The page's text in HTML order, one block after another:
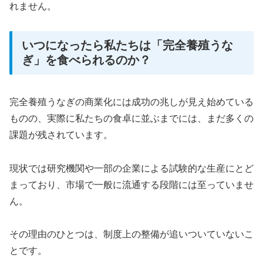
れません。
いつになったら私たちは「完全養殖うな
ぎ」を食べられるのか？
完全養殖うなぎの商業化には成功の兆しが見え始めている
ものの、実際に私たちの食卓に並ぶまでには、まだ多くの
課題が残されています。
現状では研究機関や一部の企業による試験的な生産にとど
まっており、市場で一般に流通する段階には至っていませ
ん。
その理由のひとつは、制度上の整備が追いついていないこ
とです。